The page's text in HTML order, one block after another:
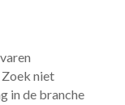
niet
in de branche